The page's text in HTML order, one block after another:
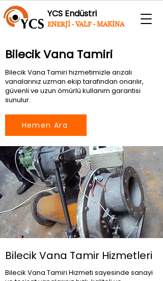
YCS Endüstri
ENERJİ - VALF - MAKİNA
Bilecik Vana Tamiri
Bilecik Vana Tamiri hizmetimizle arızalı
vanalarınız uzman ekip tarafından onarılır,
güvenli ve uzun ömürlü kullanım garantisi
sunulur.
Hemen Ara
Bilecik Vana Tamir Hizmetleri
Bilecik Vana Tamiri Hizmeti sayesinde sanayi